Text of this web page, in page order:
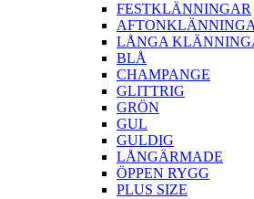
FESTKLÄNNINGAR
LÅNGA
BLÅ
CHAMPANGE
GLITTRIG
GRÖN
GUL
GULDIG
LÅNGÄRMADE
ÖPPEN RYGG
PLUS SIZE